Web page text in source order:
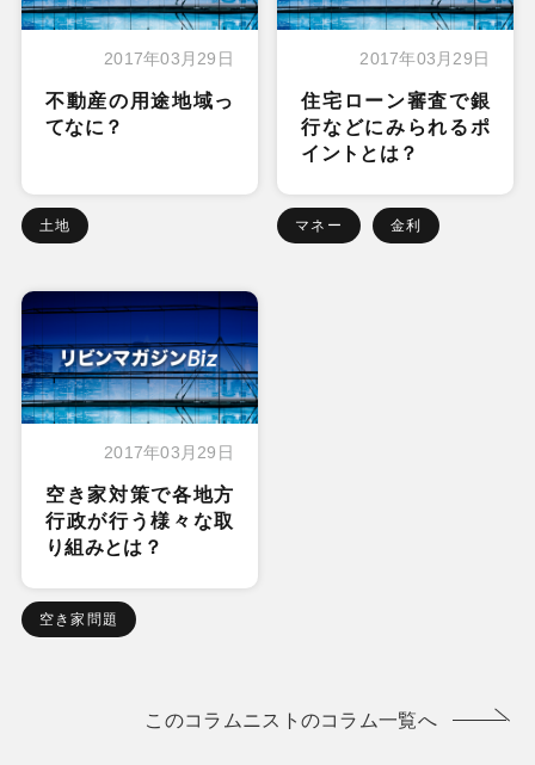
2017年03月29日
不動産の用途地域っ
てなに？
土地
2017年03月29日
住宅ローン審査で銀
行などにみられるポ
イントとは？
マネー 金利
2017年03月29日
空き家対策で各地方
行政が行う様々な取
り組みとは？
空き家問題
このコラムニストのコラム一覧へ